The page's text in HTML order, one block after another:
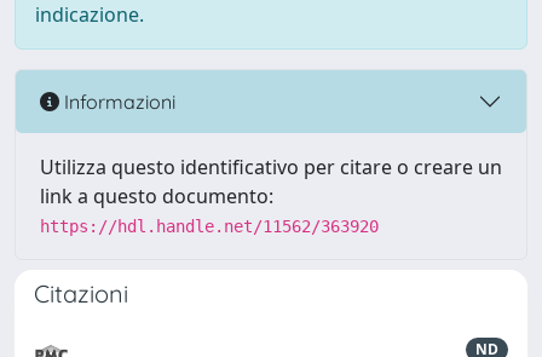
indicazione.
Informazioni
Utilizza questo identificativo per citare o creare un
link a questo documento:
https://hdl.handle.net/11562/363920
Citazioni
ND